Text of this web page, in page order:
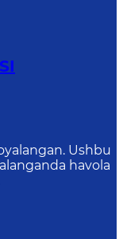
Ushbu
havola